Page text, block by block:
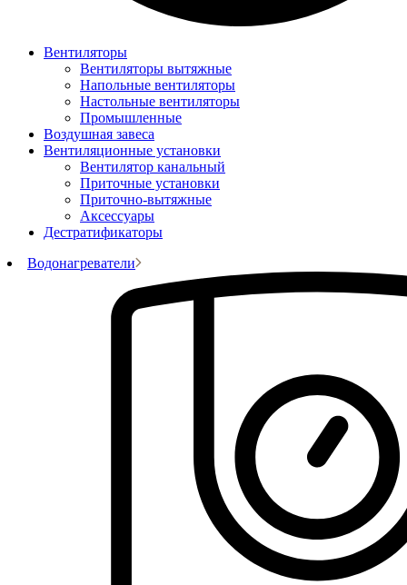
Вентиляторы
Вентиляторы вытяжные
Напольные вентиляторы
Настольные вентиляторы
Промышленные
Воздушная завеса
Вентиляционные установки
Вентилятор канальный
Приточные установки
Приточно-вытяжные
Аксессуары
Дестратификаторы
Водонагреватели